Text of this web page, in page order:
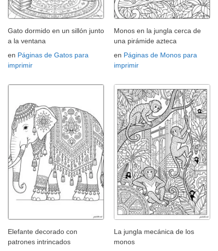
Gato dormido en un sillón junto
a la ventana
en Páginas de Gatos para
imprimir
Monos en la jungla cerca de
una pirámide azteca
en Páginas de Monos para
imprimir
Elefante decorado con
patrones intrincados
La jungla mecánica de los
monos